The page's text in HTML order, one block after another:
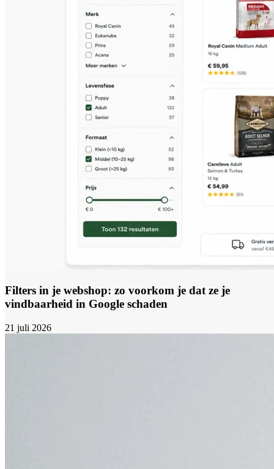
Filters in je webshop: zo voorkom je dat ze je
vindbaarheid in Google schaden
21 juli 2026